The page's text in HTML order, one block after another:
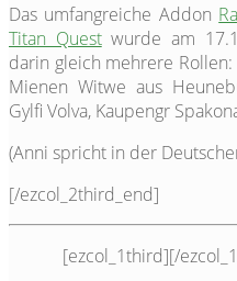
Das umfangreiche Addon
Titan Questwurde am
darin gleich mehrere
Mienen Witwe aus
Gylfi Volva, Kaupengr
(Anni spricht in der
[/ezcol_2third_end]
[ezcol_1third][/